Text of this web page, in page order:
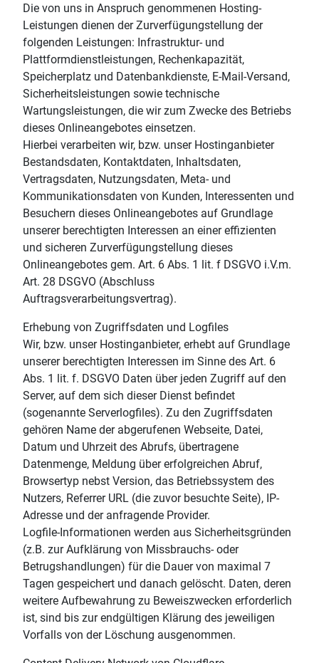
Die von uns in Anspruch genommenen Hosting-
Leistungen dienen der Zurverfügungstellung der
folgenden Leistungen: Infrastruktur- und
Plattformdienstleistungen, Rechenkapazität,
Speicherplatz und Datenbankdienste, E-Mail-Versand,
Sicherheitsleistungen sowie technische
Wartungsleistungen, die wir zum Zwecke des Betriebs
dieses Onlineangebotes einsetzen.
Hierbei verarbeiten wir, bzw. unser Hostinganbieter
Bestandsdaten, Kontaktdaten, Inhaltsdaten,
Vertragsdaten, Nutzungsdaten, Meta- und
Kommunikationsdaten von Kunden, Interessenten und
Besuchern dieses Onlineangebotes auf Grundlage
unserer berechtigten Interessen an einer effizienten
und sicheren Zurverfügungstellung dieses
Onlineangebotes gem. Art. 6 Abs. 1 lit. f DSGVO i.V.m.
Art. 28 DSGVO (Abschluss
Auftragsverarbeitungsvertrag).
Erhebung von Zugriffsdaten und Logfiles
Wir, bzw. unser Hostinganbieter, erhebt auf Grundlage
unserer berechtigten Interessen im Sinne des Art. 6
Abs. 1 lit. f. DSGVO Daten über jeden Zugriff auf den
Server, auf dem sich dieser Dienst befindet
(sogenannte Serverlogfiles). Zu den Zugriffsdaten
gehören Name der abgerufenen Webseite, Datei,
Datum und Uhrzeit des Abrufs, übertragene
Datenmenge, Meldung über erfolgreichen Abruf,
Browsertyp nebst Version, das Betriebssystem des
Nutzers, Referrer URL (die zuvor besuchte Seite), IP-
Adresse und der anfragende Provider.
Logfile-Informationen werden aus Sicherheitsgründen
(z.B. zur Aufklärung von Missbrauchs- oder
Betrugshandlungen) für die Dauer von maximal 7
Tagen gespeichert und danach gelöscht. Daten, deren
weitere Aufbewahrung zu Beweiszwecken erforderlich
ist, sind bis zur endgültigen Klärung des jeweiligen
Vorfalls von der Löschung ausgenommen.